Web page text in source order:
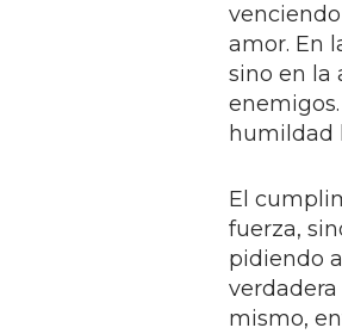
amor. En
sino en la
humildad
El
fuerza,
pidiendo
mismo,